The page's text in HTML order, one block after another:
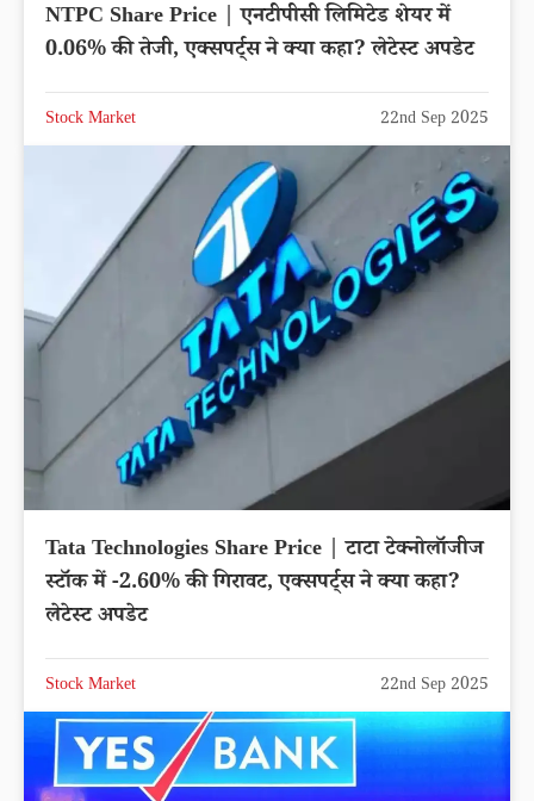
NTPC Share Price | एनटीपीसी लिमिटेड शेयर में
0.06% की तेजी, एक्सपर्ट्स ने क्या कहा? लेटेस्ट अपडेट
Stock Market 22nd Sep 2025
Tata Technologies Share Price | टाटा टेक्नोलॉजीज
स्टॉक में -2.60% की गिरावट, एक्सपर्ट्स ने क्या कहा?
लेटेस्ट अपडेट
Stock Market 22nd Sep 2025